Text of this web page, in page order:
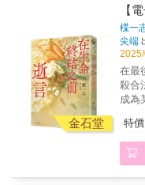
遠
死」
嗎？
有一
「
份工
案件
的「
同
苗
這樣
再向
金石堂
【
楪一
尖端
在最
殺合
成為
這
社會
下
特價